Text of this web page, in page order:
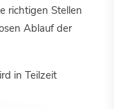
richtigen Stellen
Ablauf der
in Teilzeit